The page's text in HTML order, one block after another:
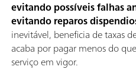
evitando possíveis falhas
evitando reparos
inevitável, beneficia de taxas
acaba por pagar menos do
serviço em vigor.